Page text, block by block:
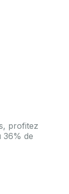
profitez
36% de